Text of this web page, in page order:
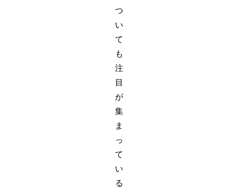
つ
い
て
も
注
目
が
集
ま
っ
て
い
る